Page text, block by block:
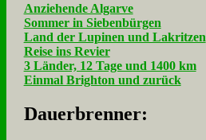
Anziehende Algarve
Sommer in Siebenbürgen
Land der Lupinen und Lakritzen
Reise ins Revier
3 Länder, 12 Tage und 1400 km
Einmal Brighton und zurück
Dau­er­bren­ner: